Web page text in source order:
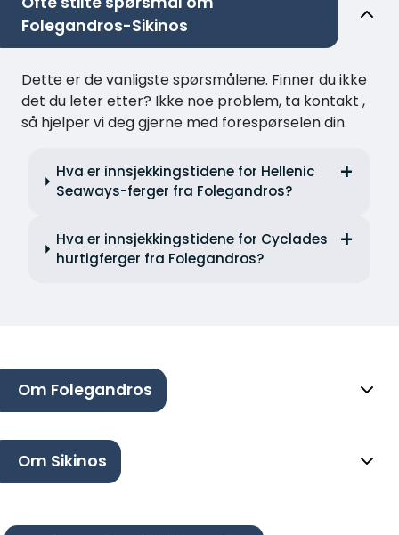
Folegandros-Sikinos
Dette er de vanligste spørsmålene. Finner du ikke
det du leter etter? Ikke noe problem, ta kontakt ,
så hjelper vi deg gjerne med forespørselen din.
Hva er innsjekkingstidene for Hellenic
Seaways-ferger fra Folegandros?
Hva er innsjekkingstidene for Cyclades
hurtigferger fra Folegandros?
Om Folegandros
Om Sikinos